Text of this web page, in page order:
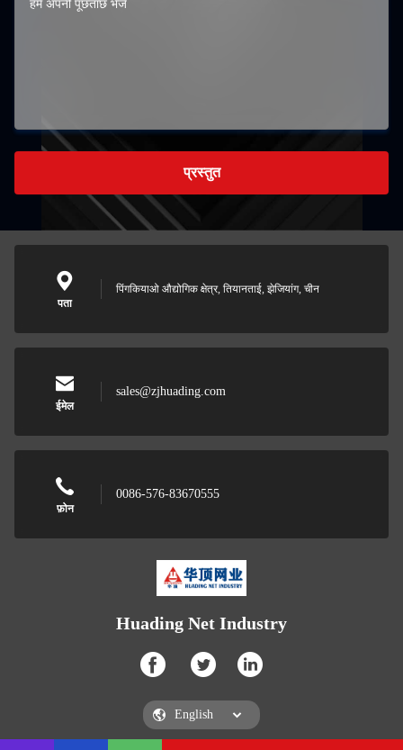
प्रस्तुत
पता
पिंगकियाओ औद्योगिक क्षेत्र, तियानताई, झेजियांग, चीन
ईमेल
sales@zjhuading.com
फ़ोन
0086-576-83670555
Huading Net Industry